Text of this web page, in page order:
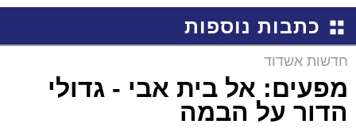
באשדוד
כתבות נוספות
חדשות אשדוד
מפעים: אל בית אבי - גדולי
הדור על הבמה